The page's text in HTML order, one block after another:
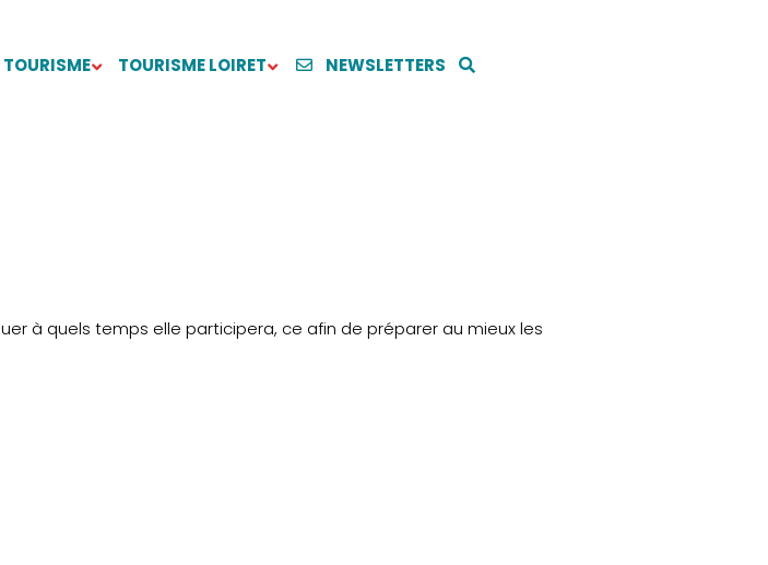
TOURISME TOURISME LOIRET NEWSLETTERS
à quels temps elle participera, ce afin de préparer au mieux les